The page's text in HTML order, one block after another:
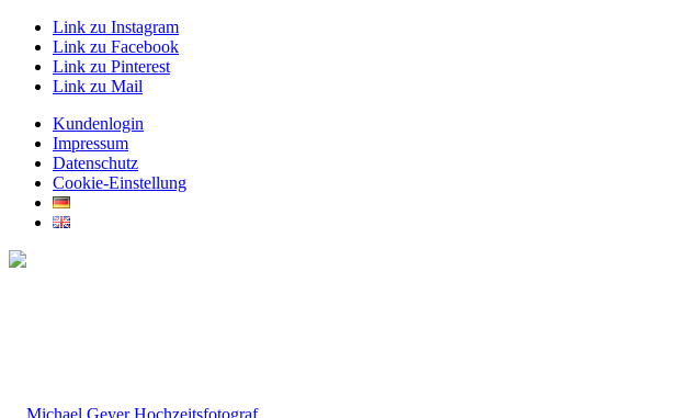
Link zu Instagram
Link zu Facebook
Link zu Pinterest
Link zu Mail
Kundenlogin
Impressum
Datenschutz
Cookie-Einstellung